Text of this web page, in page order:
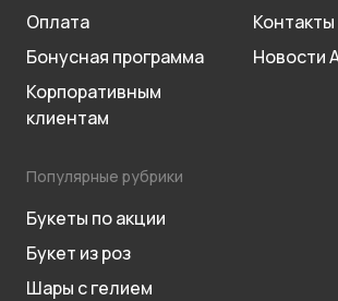
Оплата
Бонусная программа
Корпоративным
клиентам
Контакты
Новости
Популярные рубрики
Букеты по акции
Букет из роз
Шары с гелием